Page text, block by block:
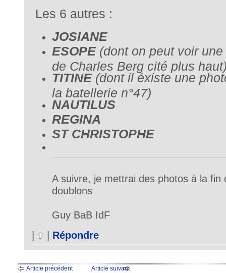
Les 6 autres :
JOSIANE
ESOPE(dont on peut voir
de Charles Berg cité plus
TITINE(dont il éxiste une
la batellerie n°47)
NAUTILUS
REGINA
ST CHRISTOPHE
A suivre, je mettrai des photos à la fin
doublons
Guy BaB IdF
Répondre
Article précédent Article suivant